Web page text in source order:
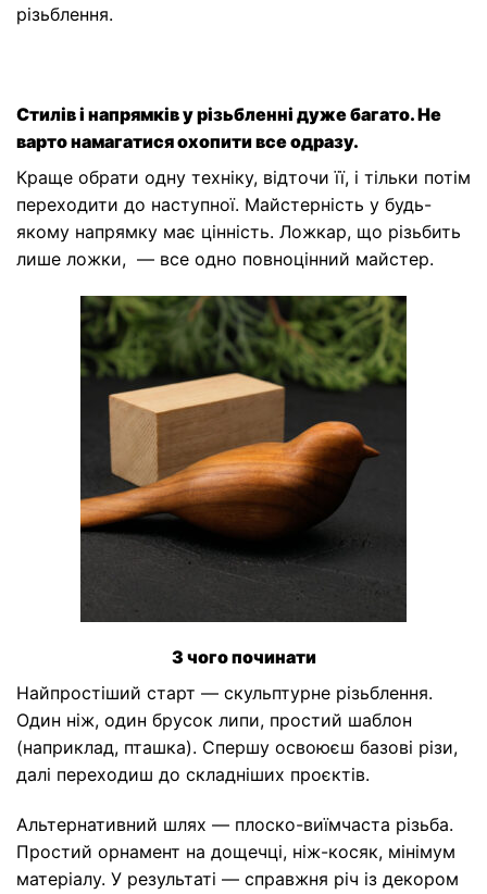
різьблення.
Стилів і напрямків у різьбленні дуже багато. Не
варто намагатися охопити все одразу.
Краще обрати одну техніку, відточи її, і тільки потім
переходити до наступної. Майстерність у будь-
якому напрямку має цінність. Ложкар, що різьбить
лише ложки, — все одно повноцінний майстер.
З чого починати
Найпростіший старт — скульптурне різьблення.
Один ніж, один брусок липи, простий шаблон
(наприклад, пташка). Спершу освоюєш базові різи,
далі переходиш до складніших проєктів.
Альтернативний шлях — плоско-виїмчаста різьба.
Простий орнамент на дощечці, ніж-косяк, мінімум
матеріалу. У результаті — справжня річ із декором